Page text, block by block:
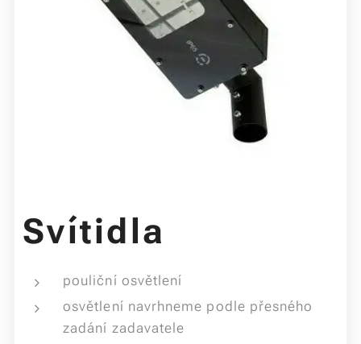
Svítidla
pouliční osvětlení
osvětlení navrhneme podle přesného
zadání zadavatele